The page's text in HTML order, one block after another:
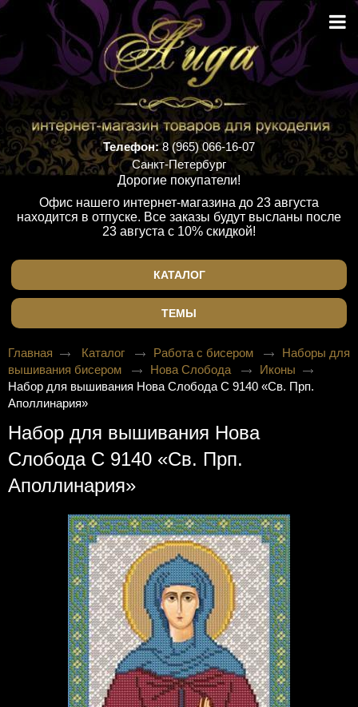
Телефон:8 (965) 066-16-07
Санкт-Петербург
Дорогие покупатели!
Офис нашего интернет-магазина до 23 августа
находится в отпуске. Все заказы будут высланы после
23 августа с 10% скидкой!
КАТАЛОГ
ТЕМЫ
Главная Каталог Работа с бисером
Наборы для
вышивания бисером
Нова Слобода
Иконы
Набор для вышивания Нова Слобода С 9140 «Св. Прп.
Аполлинария»
Набор для вышивания Нова
Слобода С 9140 «Св. Прп.
Аполлинария»